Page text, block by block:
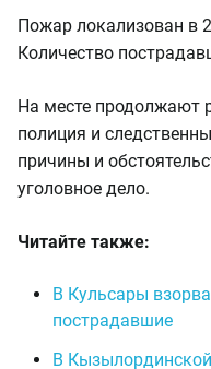
Пожар локализован в
Количество
На месте продолжают
полиция и
причины и
уголовное дело.
Читайте также:
В Кульсары
пострадавшие
В